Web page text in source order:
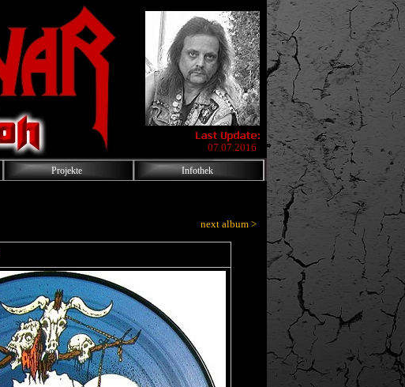
07.07.2016
Projekte Infothek
next album >